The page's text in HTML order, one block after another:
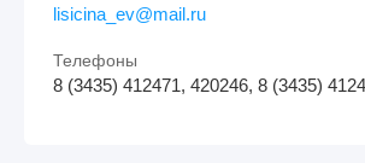
lisicina_ev@mail.ru
Телефоны
8 (3435) 412471, 420246, 8 (3435)